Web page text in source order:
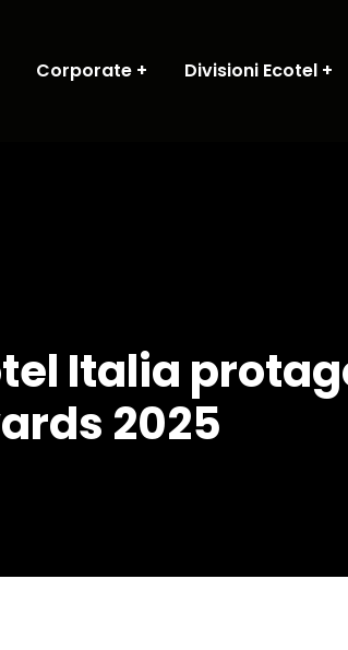
Corporate Divisioni Ecotel
Italia
2025